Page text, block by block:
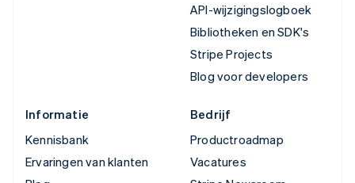
API-wijzigingslogboek
Bibliotheken en SDK's
Stripe Projects
Blog voor developers
Informatie
Kennisbank
Ervaringen van klanten
Bedrijf
Productroadmap
Vacatures